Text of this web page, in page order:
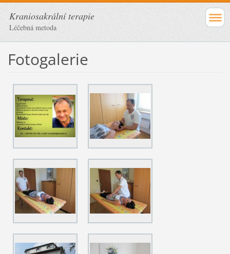
Kraniosakrální terapie
Léčebná metoda
Fotogalerie